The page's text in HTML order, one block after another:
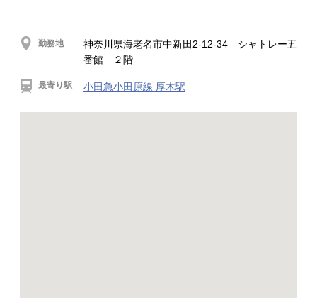
勤務地
神奈川県海老名市中新田2-12-34 シャトレー五
番館 ２階
最寄り駅 小田急小田原線 厚木駅